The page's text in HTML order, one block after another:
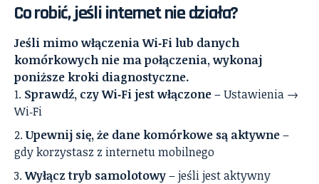
Co robić, jeśli internet nie działa?
Jeśli mimo włączenia Wi‑Fi lub danych
komórkowych nie ma połączenia, wykonaj
poniższe kroki diagnostyczne.
Sprawdź, czy Wi‑Fi jest włączone– Ustawienia →
Wi‑Fi
Upewnij się, że dane komórkowe są aktywne–
gdy korzystasz z internetu mobilnego
Wyłącz tryb samolotowy– jeśli jest aktywny